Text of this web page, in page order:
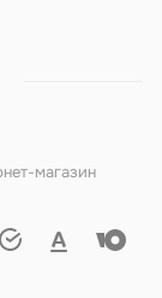
магазин